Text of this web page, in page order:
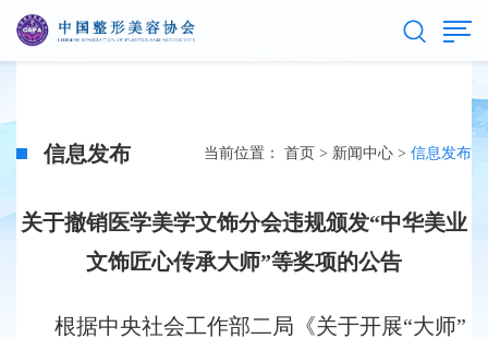
信息发布 当前位置： 首页 > 新闻中心 > 信息发布
关于撤销医学美学文饰分会违规颁发“中华美业
文饰匠心传承大师”等奖项的公告
根据中央社会工作部二局《关于开展“大师”